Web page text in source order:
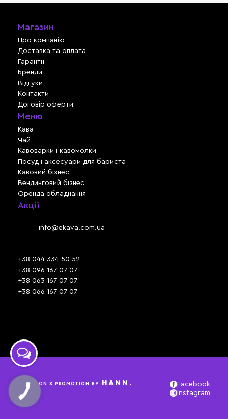
Магазин
Про компанію
Доставка та оплата
Гарантії
Бренди
Відгуки
Контакти
Договір оферти
Меню
Кава
Чай
Кавоварки і кавомолки
Посуд і аксесуари для бариста
Кавовий бізнес
Вендинговий бізнес
Оренда обладнання
Акції
info@ekava.com.ua
+38 044 334 50 52
+38 096 167 07 07
+38 063 167 07 07
+38 066 167 07 07
CREATION & PROMOTION BY HANN.
Facebook
Instagram